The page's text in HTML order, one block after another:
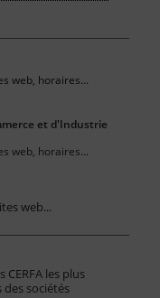
web, horaires...
et d'Industrie
web, horaires...
web...
les plus
sociétés